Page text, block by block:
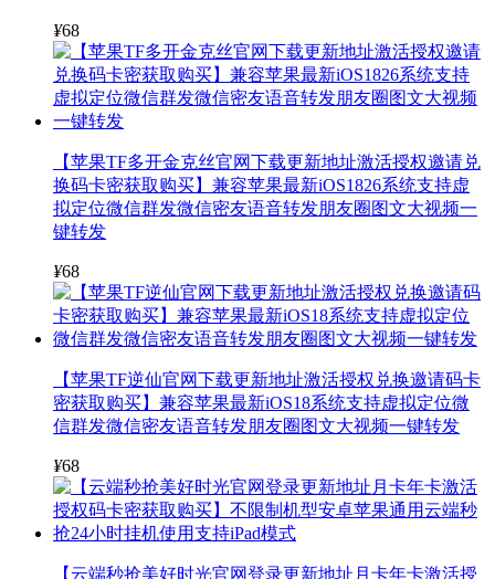
¥68
【苹果TF多开金克丝官网下载更新地址激活授权邀请兑
换码卡密获取购买】兼容苹果最新iOS1826系统支持虚
拟定位微信群发微信密友语音转发朋友圈图文大视频一
键转发
¥68
【苹果TF逆仙官网下载更新地址激活授权兑换邀请码卡
密获取购买】兼容苹果最新iOS18系统支持虚拟定位微
信群发微信密友语音转发朋友圈图文大视频一键转发
¥68
【云端秒抢美好时光官网登录更新地址月卡年卡激活授